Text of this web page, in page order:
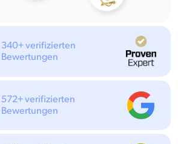
340+ verifizierten
Bewertungen
572+ verifizierten
Bewertungen